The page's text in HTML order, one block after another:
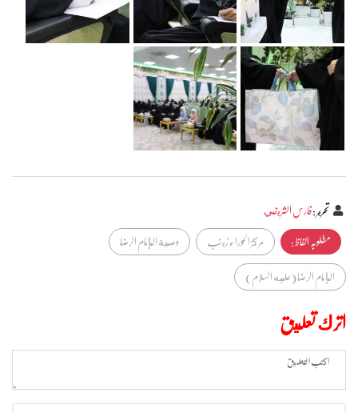
تحرير:فارس الشريفي
مطلوبہ الفاظ :
مركز الحوراء زينب
وصية الإمام الرضا
الإمام الرضا (عليه السلام)
اترك تعليق